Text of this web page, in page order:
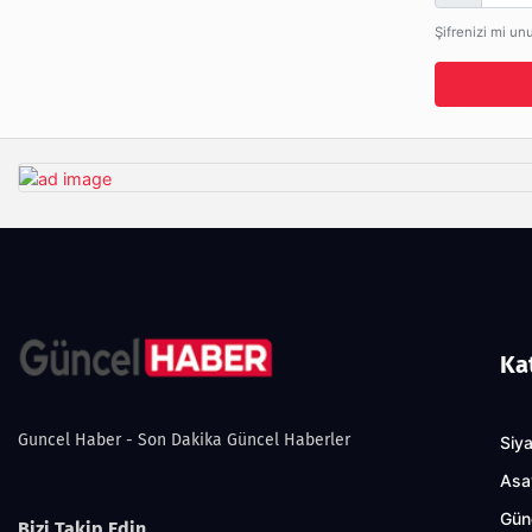
Şifrenizi mi
Guncel Haber - Son Dakika Güncel Haberler